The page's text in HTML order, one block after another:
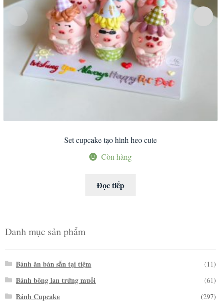
Set cupcake tạo hình heo cute
Còn hàng
Đọc tiếp
Danh mục sản phẩm
Bánh ăn bán sẵn tại tiệm (11)
Bánh bông lan trứng muối (61)
Bánh Cupcake (297)